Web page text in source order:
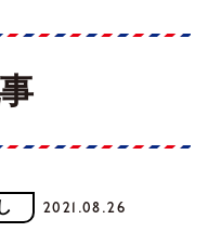
2021.08.26